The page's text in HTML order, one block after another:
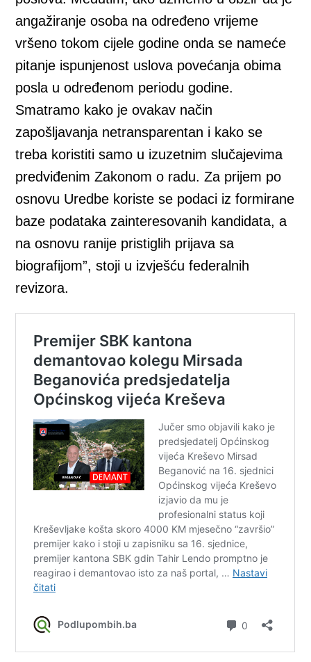
angažiranje osoba na određeno vrijeme
vršeno tokom cijele godine onda se nameće
pitanje ispunjenost uslova povećanja obima
posla u određenom periodu godine.
Smatramo kako je ovakav način
zapošljavanja netransparentan i kako se
treba koristiti samo u izuzetnim slučajevima
predviđenim Zakonom o radu. Za prijem po
osnovu Uredbe koriste se podaci iz formirane
baze podataka zainteresovanih kandidata, a
na osnovu ranije pristiglih prijava sa
biografijom”, stoji u izvješću federalnih
revizora.